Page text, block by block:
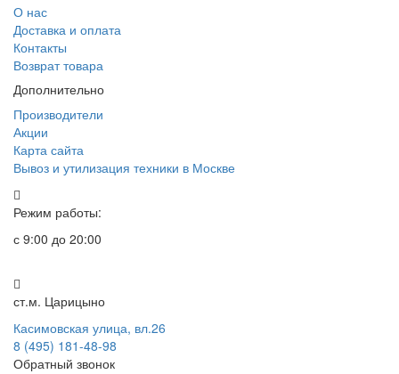
О нас
Доставка и оплата
Контакты
Возврат товара
Дополнительно
Производители
Акции
Карта сайта
Вывоз и утилизация техники в Москве
Режим работы:
с 9:00 до 20:00
ст.м. Царицыно
Касимовская улица, вл.26
8 (495) 181-48-98
Обратный звонок